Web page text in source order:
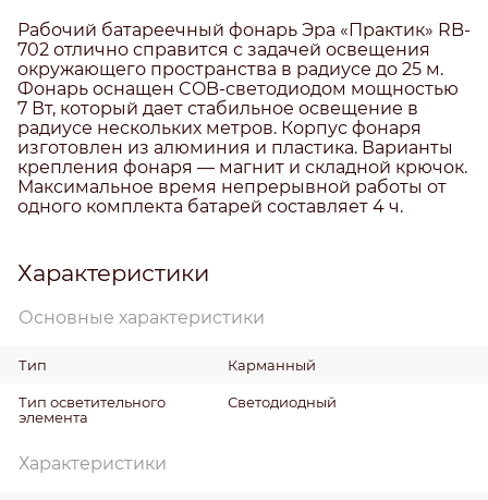
Рабочий батареечный фонарь Эра «Практик» RB-
702 отлично справится с задачей освещения
окружающего пространства в радиусе до 25 м.
Фонарь оснащен COB-светодиодом мощностью
7 Вт, который дает стабильное освещение в
радиусе нескольких метров. Корпус фонаря
изготовлен из алюминия и пластика. Варианты
крепления фонаря — магнит и складной крючок.
Максимальное время непрерывной работы от
одного комплекта батарей составляет 4 ч.
Характеристики
Основные характеристики
Тип Карманный
Тип осветительного
элемента
Светодиодный
Характеристики